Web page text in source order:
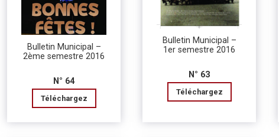
Bulletin Municipal –
2ème semestre 2016
N° 64
Téléchargez
Bulletin Municipal –
1er semestre 2016
N° 63
Téléchargez